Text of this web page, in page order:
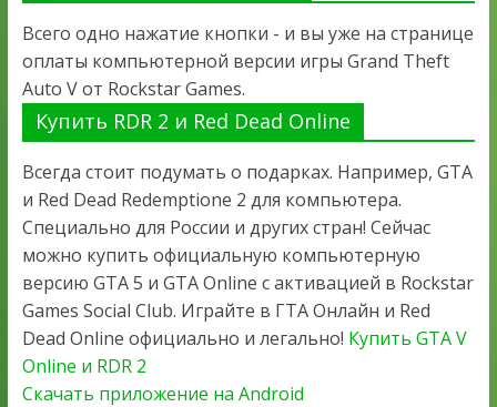
Всего одно нажатие кнопки - и вы уже на странице
оплаты компьютерной версии игры Grand Theft
Auto V от Rockstar Games.
Купить RDR 2 и Red Dead Online
Всегда стоит подумать о подарках. Например, GTA
и Red Dead Redemptione 2 для компьютера.
Специально для России и других стран! Сейчас
можно купить официальную компьютерную
версию GTA 5 и GTA Online с активацией в Rockstar
Games Social Club. Играйте в ГТА Онлайн и Red
Dead Online официально и легально! Купить GTA V
Online и RDR 2
Скачать приложение на Android